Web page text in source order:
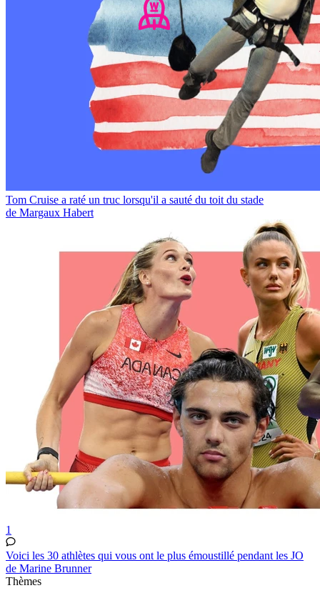
Tom Cruise a raté un truc lorsqu'il a sauté du toit du stade
de Margaux Habert
1
Voici les 30 athlètes qui vous ont le plus émoustillé pendant les JO
de Marine Brunner
Thèmes